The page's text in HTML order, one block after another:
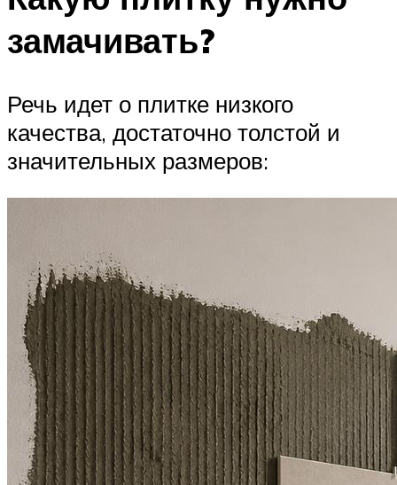
замачивать?
Речь идет о плитке низкого
качества, достаточно толстой и
значительных размеров: